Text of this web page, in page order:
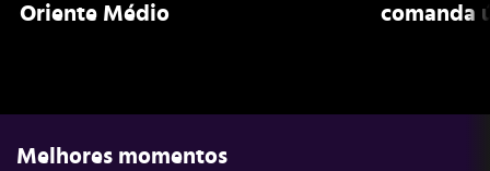
Oriente Médio
comanda
Melhores momentos